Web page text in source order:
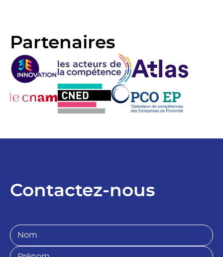
Partenaires
Contactez-nous
S
o
N
o
m
P